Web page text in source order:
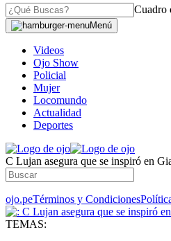
Cuadro
Menú
Videos
Ojo Show
Policial
Mujer
Locomundo
Actualidad
Deportes
C Lujan asegura que se inspiró en
ojo.peTérminos y Condiciones
TEMAS: